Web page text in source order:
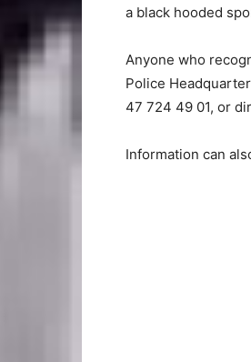
a black hooded
Anyone who
Police
47 724 49 01, or
Information can